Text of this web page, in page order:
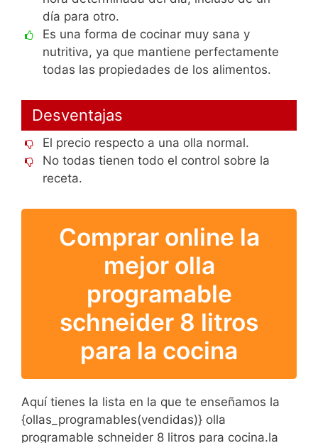
día para otro.
Es una forma de cocinar muy sana y
nutritiva, ya que mantiene perfectamente
todas las propiedades de los alimentos.
Desventajas
El precio respecto a una olla normal.
No todas tienen todo el control sobre la
receta.
Comprar online la
mejor olla
programable
schneider 8 litros
para la cocina
Aquí tienes la lista en la que te enseñamos la
{ollas_programables(vendidas)} olla
programable schneider 8 litros para cocina.la